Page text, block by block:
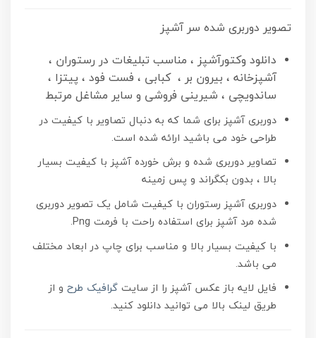
تصویر دوربری شده سر آشپز
دانلود وکتورآشپز ، مناسب تبلیغات در رستوران ،
آشپزخانه ، بیرون بر ، کبابی ، فست فود ، پیتزا ،
ساندویچی ، شیرینی فروشی و سایر مشاغل مرتبط
دوربری آشپز برای شما که به دنبال تصاویر با کیفیت در
طراحی خود می باشید ارائه شده است.
تصاویر دوربری شده و برش خورده آشپز با کیفیت بسیار
بالا ، بدون بکگراند و پس زمینه
دوربری آشپز رستوران با کیفیت شامل یک تصویر دوربری
شده مرد آشپز برای استفاده راحت با فرمت Png.
با کیفیت بسیار بالا و مناسب برای چاپ در ابعاد مختلف
می باشد.
فایل لایه باز عکس آشپز را از سایتگرافیک طرحو از
طریق لینک بالا می توانید دانلود کنید.